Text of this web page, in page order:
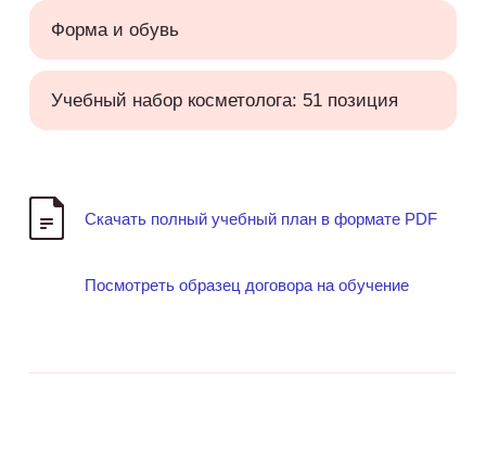
Форма и обувь
Учебный набор косметолога: 51 позиция
Скачать полный учебный план в формате PDF
Посмотреть образец договора на обучение